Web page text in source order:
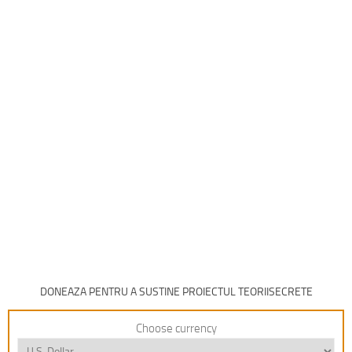
DONEAZA PENTRU A SUSTINE PROIECTUL TEORIISECRETE
Choose currency